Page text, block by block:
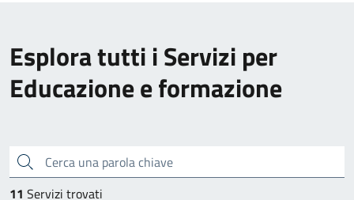
Esplora tutti i Servizi per
Educazione e formazione
Cerca una parola chiave
11 Servizi trovati